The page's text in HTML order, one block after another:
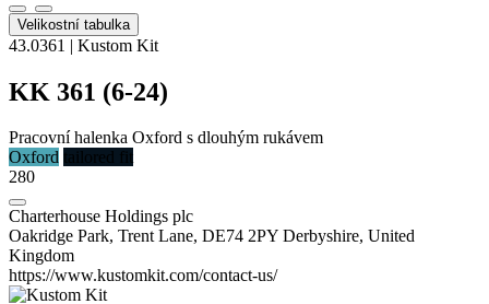
Velikostní tabulka
43.0361 | Kustom Kit
KK 361 (6-24)
Pracovní halenka Oxford s dlouhým rukávem
Oxford tailored fit
280
Charterhouse Holdings plc
Oakridge Park, Trent Lane, DE74 2PY Derbyshire, United
Kingdom
https://www.kustomkit.com/contact-us/